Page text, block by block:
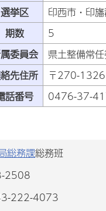
選挙区
印西市・印
期数
5
委員会
県土整備常
先住所
〒270-
話番号
0476-37-
総務課総務班
2508
222-4073